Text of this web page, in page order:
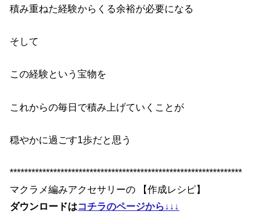
積み重ねた経験からくる余裕が必要になる
そして
この経験という宝物を
これからの毎日で積み上げていくことが
穏やかに過ごす1歩だと思う
****************************************************************
マクラメ編みアクセサリーの 【作成レシピ】
ダウンロードはコチラのページから↓↓↓